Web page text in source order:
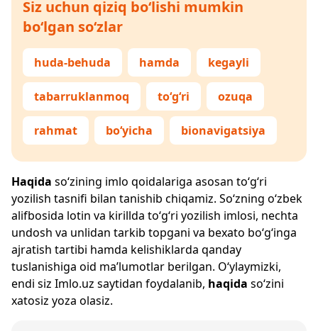
Siz uchun qiziq bo‘lishi mumkin
bo‘lgan so‘zlar
huda-behuda hamda kegayli
tabarruklanmoq to‘g‘ri ozuqa
rahmat bo‘yicha bionavigatsiya
Haqida so‘zining imlo qoidalariga asosan to‘g‘ri
yozilish tasnifi bilan tanishib chiqamiz. So‘zning o‘zbek
alifbosida lotin va kirillda to‘g‘ri yozilish imlosi, nechta
undosh va unlidan tarkib topgani va bexato bo‘g‘inga
ajratish tartibi hamda kelishiklarda qanday
tuslanishiga oid ma’lumotlar berilgan. O‘ylaymizki,
endi siz Imlo.uz saytidan foydalanib, haqida so‘zini
xatosiz yoza olasiz.